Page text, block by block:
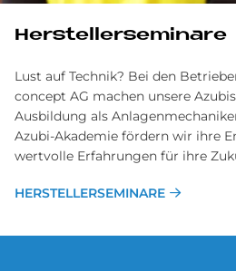
Her­stel­ler­se­mi­na­re
Lust auf Technik? Bei den
concept AG machen unsere
Ausbildung als
Azubi-Akademie fördern wir ihre
wertvolle Erfahrungen für ihre
HERSTELLERSEMINARE